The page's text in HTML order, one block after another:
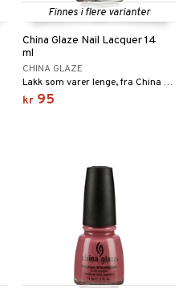
Finnes i flere varianter
China Glaze Nail Lacquer 14
ml
CHINA GLAZE
Lakk som varer lenge, fra China Glaze
kr 95